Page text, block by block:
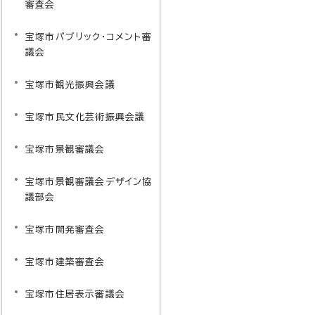
審査会
宝塚市パブリック・コメント審
議会
宝塚市観光振興会議
宝塚市民文化芸術振興会議
宝塚市景観審議会
宝塚市景観審議会デザイン協
議部会
宝塚市開発審査会
宝塚市建築審査会
宝塚市住居表示審議会